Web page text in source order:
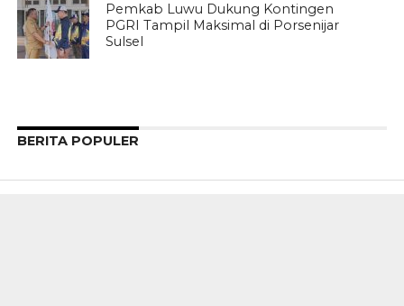
Pemkab Luwu Dukung Kontingen
PGRI Tampil Maksimal di Porsenijar
Sulsel
BERITA POPULER